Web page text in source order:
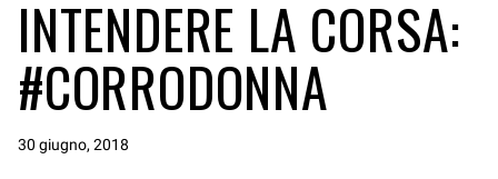
INTENDERE LA CORSA:
#CORRODONNA
30 giugno, 2018